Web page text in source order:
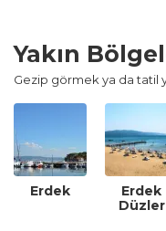
Yakın
Gezip görmek ya da tatil
Erdek
Erdek
Düzler